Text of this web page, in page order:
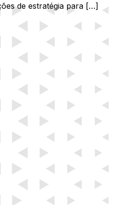
de estratégia para […]